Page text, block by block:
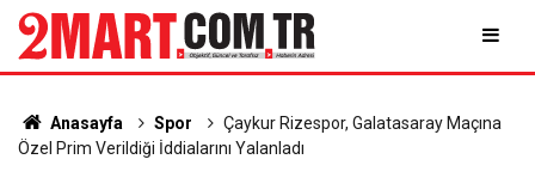
Anasayfa Spor
Çaykur Rizespor, Galatasaray Maçına
Özel Prim Verildiği İddialarını Yalanladı